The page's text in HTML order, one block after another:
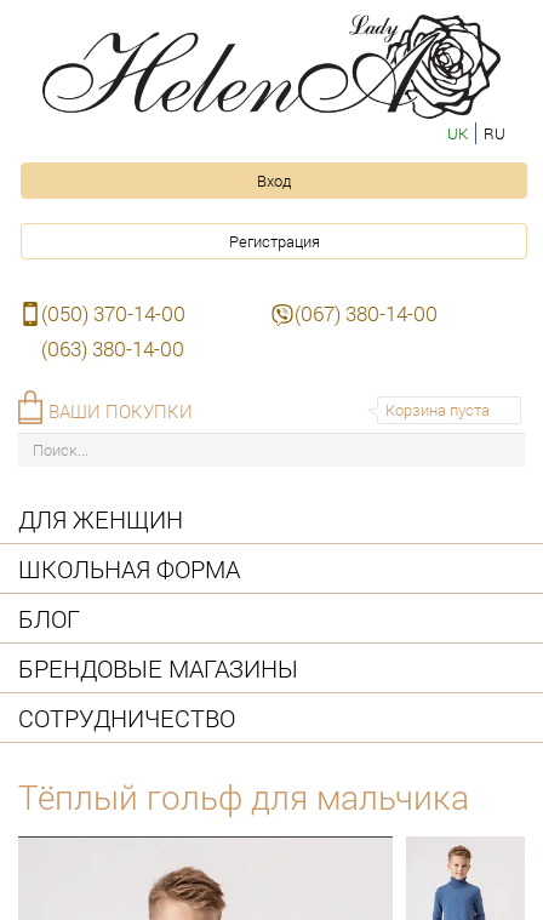
UK RU
Вход
Регистрация
(050) 370-14-00
(067) 380-14-00
(063) 380-14-00
Корзина пуста
ВАШИ ПОКУПКИ
ДЛЯ ЖЕНЩИН
ШКОЛЬНАЯ ФОРМА
БЛОГ
БРЕНДОВЫЕ МАГАЗИНЫ
СОТРУДНИЧЕСТВО
Тёплый гольф для мальчика